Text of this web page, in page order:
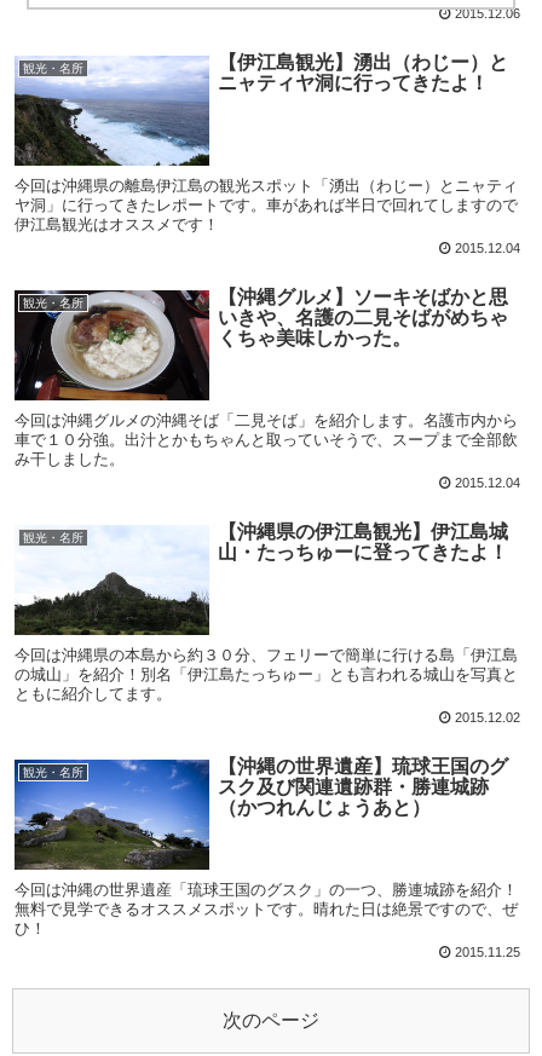
2015.12.06
観光・名所
【伊江島観光】湧出（わじー）と
ニャティヤ洞に行ってきたよ！
今回は沖縄県の離島伊江島の観光スポット「湧出（わじー）とニャティ
ヤ洞」に行ってきたレポートです。車があれば半日で回れてしますので
伊江島観光はオススメです！
2015.12.04
観光・名所
【沖縄グルメ】ソーキそばかと思
いきや、名護の二見そばがめちゃ
くちゃ美味しかった。
今回は沖縄グルメの沖縄そば「二見そば」を紹介します。名護市内から
車で１０分強。出汁とかもちゃんと取っていそうで、スープまで全部飲
み干しました。
2015.12.04
観光・名所
【沖縄県の伊江島観光】伊江島城
山・たっちゅーに登ってきたよ！
今回は沖縄県の本島から約３０分、フェリーで簡単に行ける島「伊江島
の城山」を紹介！別名「伊江島たっちゅー」とも言われる城山を写真と
ともに紹介してます。
2015.12.02
観光・名所
【沖縄の世界遺産】琉球王国のグ
スク及び関連遺跡群・勝連城跡
（かつれんじょうあと）
今回は沖縄の世界遺産「琉球王国のグスク」の一つ、勝連城跡を紹介！
無料で見学できるオススメスポットです。晴れた日は絶景ですので、ぜ
ひ！
2015.11.25
次のページ